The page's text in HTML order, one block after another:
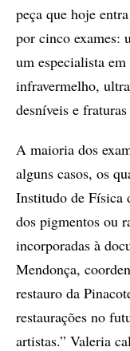
peça que hoje
por cinco exames:
um especialista
infravermelho,
desníveis e
A maioria dos
alguns casos, os
Institudo de Física
dos pigmentos ou
incorporadas à
Mendonça,
restauro da
restaurações no
artistas.” Valeria